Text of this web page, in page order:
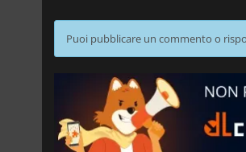
Puoi pubblicare un commento o